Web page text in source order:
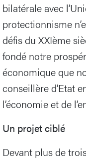
bilatérale avec
protectionnisme
défis du XXIème
fondé notre
économique que
conseillère d’Etat
l’économie et de
Un projet ciblé
Devant plus de